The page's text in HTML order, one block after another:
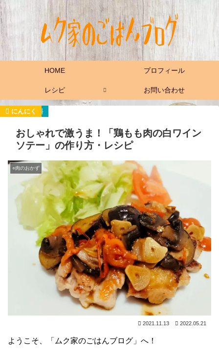
HOME プロフィール
レシピ お問い合わせ
おしゃれで激うま！「鶏もも肉の白ワイン
ソテー」の作り方・レシピ
○肉のおかず
2021.11.13 2022.05.21
ようこそ、「ムク家のごはんブログ」へ！
ソースの材料
鶏もも肉
茄子
にんにく